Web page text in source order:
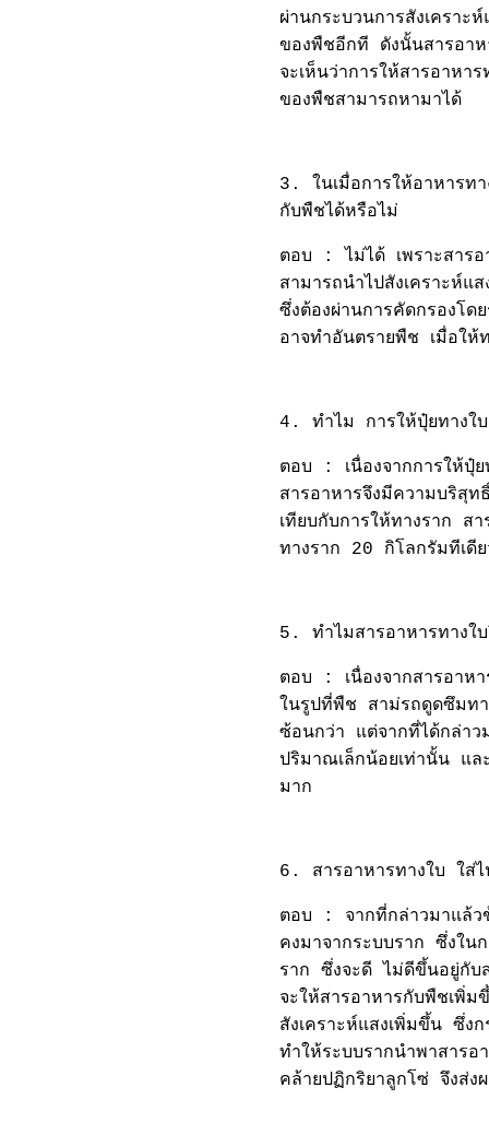
ผ่านกระบวนการสังเคราะ
ของพืชอีกที ดังนั้นสารอาห
จะเห็นว่าการให้สารอาหา
ของพืชสามารถหามาได้
3. ในเมื่อการให้อาหารท
กับพืชได้หรือไม่
ตอบ : ไม่ได้ เพราะสารอ
สามารถนำไปสังเคราะห์แ
ซึ่งต้องผ่านการคัดกรองโ
อาจทำอันตรายพืช เมื่อให้
4. ทำไม การให้ปุ๋ยทางใบ
ตอบ : เนื่องจากการให้ปุ๋
สารอาหารจึงมีความบริสุ
เทียบกับการให้ทางราก ส
ทางราก 20 กิโลกรัมทีเดีย
5. ทำไมสารอาหารทางใ
ตอบ : เนื่องจากสารอาหา
ในรูปที่พืช สาม่รถดูดซึมท
ซ้อนกว่า แต่จากที่ได้กล่าว
ปริมาณเล็กน้อยเท่านั้น แ
มาก
6. สารอาหารทางใบ ใส่ไ
ตอบ : จากที่กล่าวมาแล้ว
คงมาจากระบบราก ซึ่งใน
ราก ซึ่งจะดี ไม่ดีขึ้นอยู่กับ
จะให้สารอาหารกับพืชเพิ่
สังเคราะห์แสงเพิ่มขึ้น ซึ่ง
ทำให้ระบบรากนำพาสารอ
คล้ายปฏิกริยาลูกโซ่ จึงส่ง